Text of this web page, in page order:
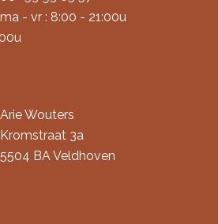
ma - vr : 8:00 - 21:00u
Arie Wouters
Kromstraat 3a
5504 BA Veldhoven